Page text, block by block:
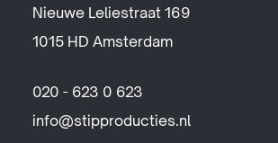
Nieuwe Leliestraat 169
1015 HD Amsterdam
020 - 623 0 623
info@stipproducties.nl